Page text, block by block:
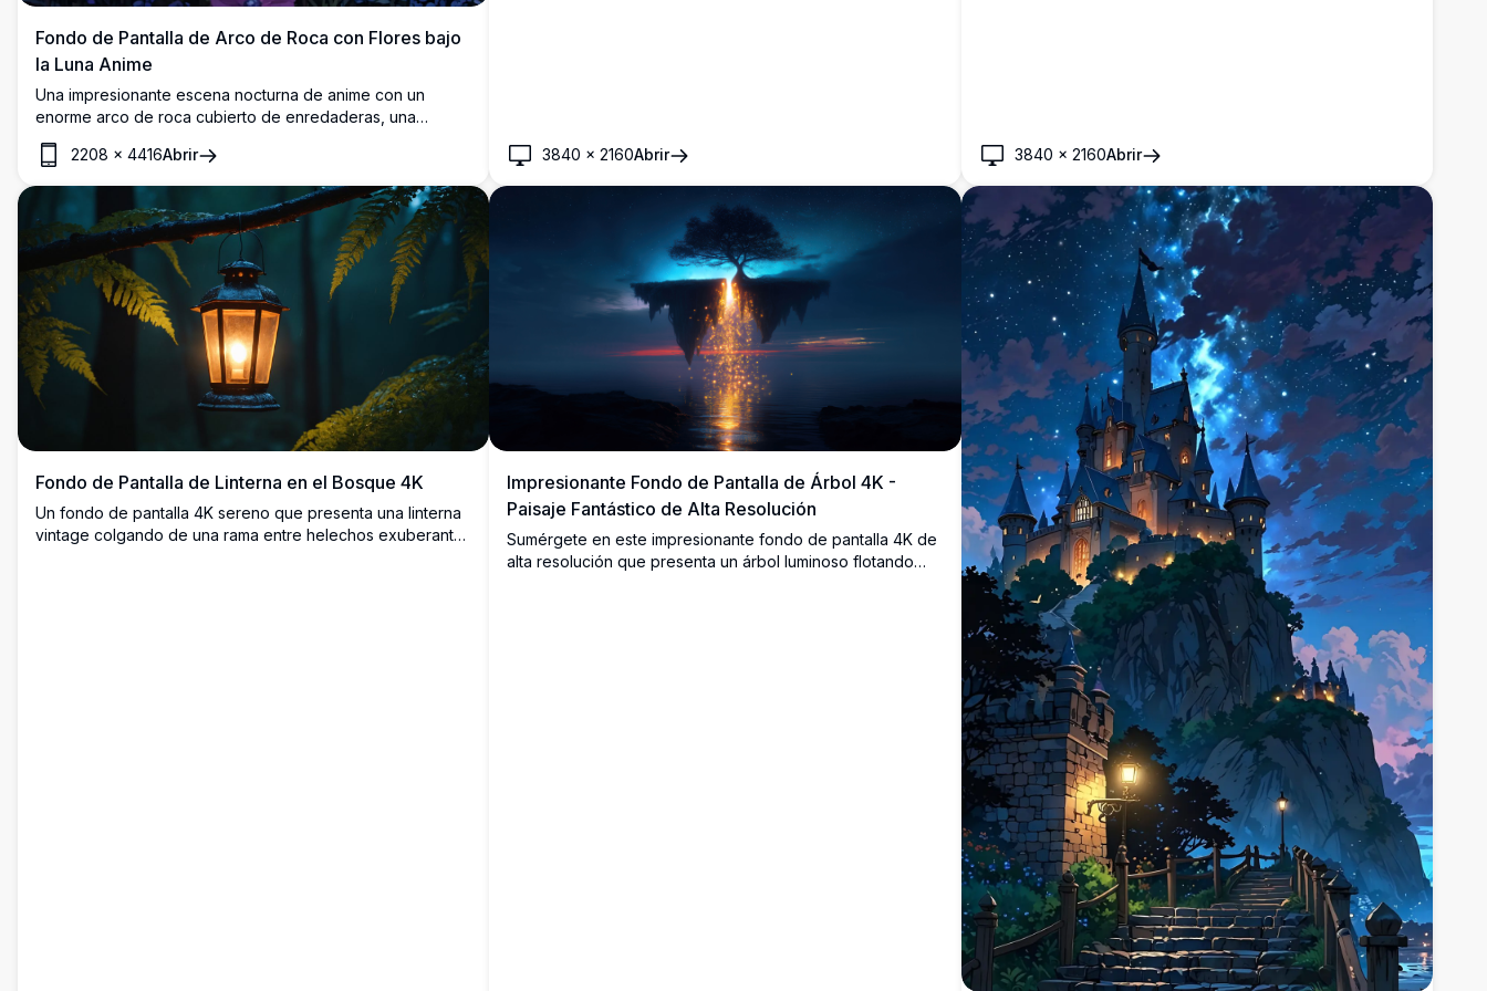
Fondo de Pantalla de Arco de Roca con Flores bajo
la Luna Anime
Una impresionante escena nocturna de anime con un
enorme arco de roca cubierto de enredaderas, una
brillante luna llena y un vibrante campo de flores rosas y
moradas con mágicas partículas de luz flotantes.
2208 × 4416Abrir 3840 ×2160Abrir 3840 × 2160Abrir
Fondo de Pantalla de Linterna en el Bosque 4K
Un fondo de pantalla 4K sereno que presenta una linterna
vintage colgando de una rama entre helechos exuberantes
Impresionante Fondo de Pantalla de Árbol 4K -
Paisaje Fantástico de Alta Resolución
Sumérgete en este impresionante fondo de pantalla 4K de
alta resolución que presenta un árbol luminoso flotando